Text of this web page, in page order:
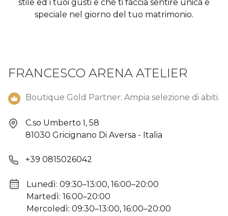
stile ed i tuoi gusti e che ti faccia sentire unica e
speciale nel giorno del tuo matrimonio.
FRANCESCO ARENA ATELIER
Boutique Gold Partner: Ampia selezione di abiti.
C.so Umberto I, 58
81030 Gricignano Di Aversa - Italia
+39 0815026042
Lunedì: 09:30–13:00, 16:00–20:00
Martedì: 16:00–20:00
Mercoledì: 09:30–13:00, 16:00–20:00